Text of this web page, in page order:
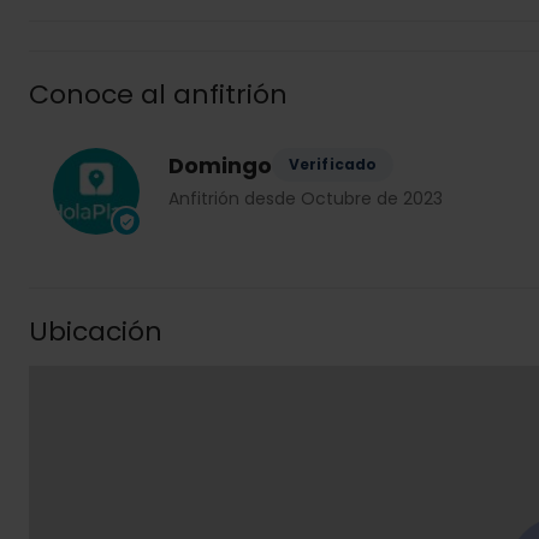
Conoce al anfitrión
Domingo Verificado
Anfitrión desde Octubre de 2023
Ubicación